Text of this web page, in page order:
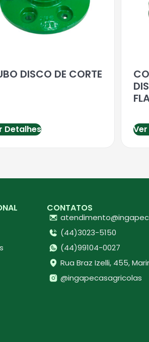
DISCO DE CORTE
Detalhes
CONTATOS
(44)3023-5150
(44)99104-0027
Rua Braz Izelli, 455,
@ingapecasagricolas